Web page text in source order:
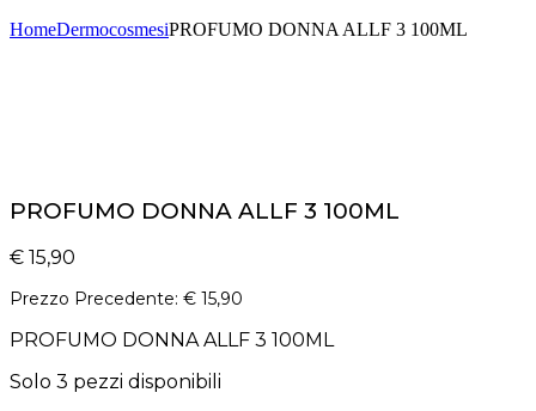
HomeDermocosmesiPROFUMO DONNA ALLF 3 100ML
PROFUMO DONNA ALLF 3 100ML
€ 15,90
Prezzo Precedente: € 15,90
PROFUMO DONNA ALLF 3 100ML
Solo 3 pezzi disponibili